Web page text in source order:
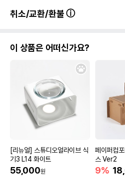
제조자,수입품의 경우
AS책임자와 전화번호
또는 소비자상담 관련
유통기한
유통기한이
이후인 상품
단, 상품명
유통기한을
취소/교환/환불
이 상품은 어떠신가요?
[리뉴얼] 스튜디오얼라이브 식
기3 L14 화이트
55,000원
페이퍼컴
스 Ver2
9%